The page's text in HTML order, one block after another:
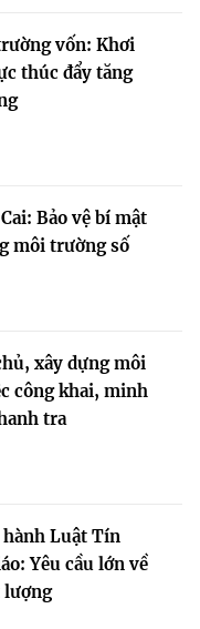
vốn: Khơi
thúc đẩy tăng
Bảo vệ bí mật
môi trường số
xây dựng môi
công khai, minh
tra
Luật Tín
Yêu cầu lớn về
lượng